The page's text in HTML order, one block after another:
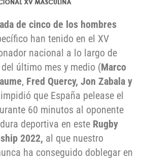
de cinco de los hombres
han tenido en el XV
nacional a lo largo de
último mes y medio (Marco
, Fred Quercy, Jon Zabala y
que España pelease el
60 minutos al oponente
deportiva en este Rugby
2022, al que nuestro
ha conseguido doblegar en